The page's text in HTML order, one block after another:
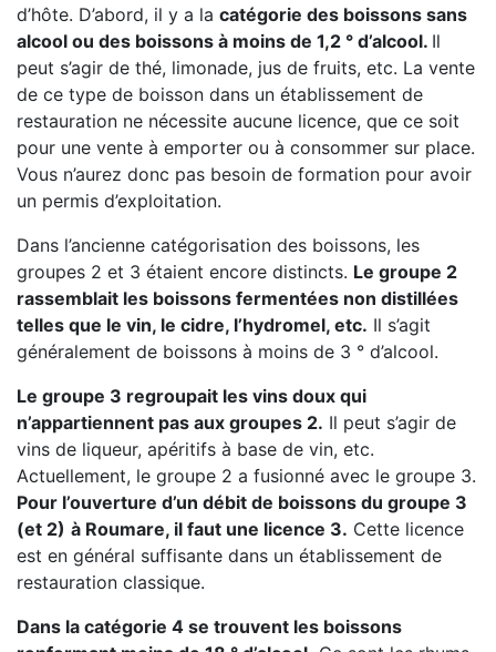
d’hôte. D’abord, il y a la catégorie des boissons sans
alcool ou des boissons à moins de 1,2 ° d’alcool. Il
peut s’agir de thé, limonade, jus de fruits, etc. La vente
de ce type de boisson dans un établissement de
restauration ne nécessite aucune licence, que ce soit
pour une vente à emporter ou à consommer sur place.
Vous n’aurez donc pas besoin de formation pour avoir
un permis d’exploitation.
Dans l’ancienne catégorisation des boissons, les
groupes 2 et 3 étaient encore distincts. Le groupe 2
rassemblait les boissons fermentées non distillées
telles que le vin, le cidre, l’hydromel, etc. Il s’agit
généralement de boissons à moins de 3 ° d’alcool.
Le groupe 3 regroupait les vins doux qui
n’appartiennent pas aux groupes 2. Il peut s’agir de
vins de liqueur, apéritifs à base de vin, etc.
Actuellement, le groupe 2 a fusionné avec le groupe 3.
Pour l’ouverture d’un débit de boissons du groupe 3
(et 2) à Roumare, il faut une licence 3. Cette licence
est en général suffisante dans un établissement de
restauration classique.
Dans la catégorie 4 se trouvent les boissons